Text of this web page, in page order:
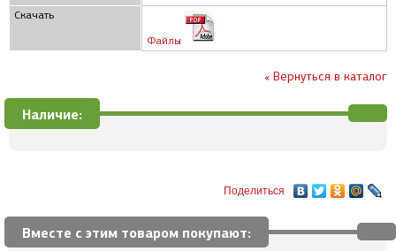
Скачать
Файлы
« Вернуться в каталог
Наличие:
Поделиться
Вместе с этим товаром покупают: